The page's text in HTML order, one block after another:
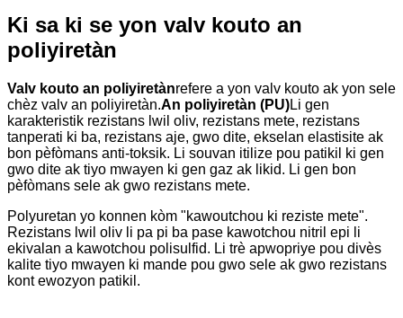
Ki sa ki se yon valv kouto an
poliyiretàn
Valv kouto an poliyiretànrefere a yon valv kouto ak yon sele
chèz valv an poliyiretàn.An poliyiretàn (PU)Li gen
karakteristik rezistans lwil oliv, rezistans mete, rezistans
tanperati ki ba, rezistans aje, gwo dite, ekselan elastisite ak
bon pèfòmans anti-toksik. Li souvan itilize pou patikil ki gen
gwo dite ak tiyo mwayen ki gen gaz ak likid. Li gen bon
pèfòmans sele ak gwo rezistans mete.
Polyuretan yo konnen kòm "kawoutchou ki reziste mete".
Rezistans lwil oliv li pa pi ba pase kawotchou nitril epi li
ekivalan a kawotchou polisulfid. Li trè apwopriye pou divès
kalite tiyo mwayen ki mande pou gwo sele ak gwo rezistans
kont ewozyon patikil.